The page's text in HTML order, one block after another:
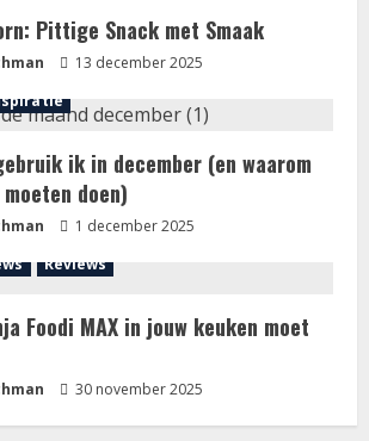
Pittige Snack met Smaak
13 december 2025
ik in december (en waarom
doen)
1 december 2025
Reviews
Foodi MAX in jouw keuken moet
30 november 2025